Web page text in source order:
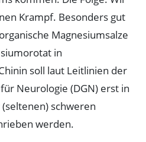
Krampf. Besonders gut
Magnesiumsalze
in
soll laut Leitlinien der
Neurologie (DGN) erst in
schweren
werden.